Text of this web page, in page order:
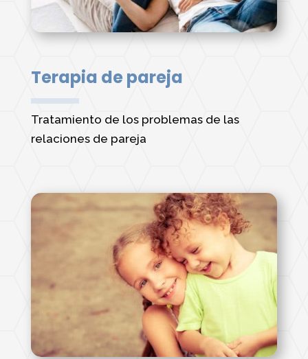
Terapia de pareja
Tratamiento de los problemas de las
relaciones de pareja